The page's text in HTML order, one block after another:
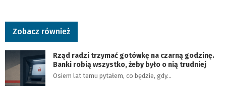
Zobacz również
Rząd radzi trzymać gotówkę na czarną godzinę.
Banki robią wszystko, żeby było o nią trudniej
Osiem lat temu pytałem, co będzie, gdy…